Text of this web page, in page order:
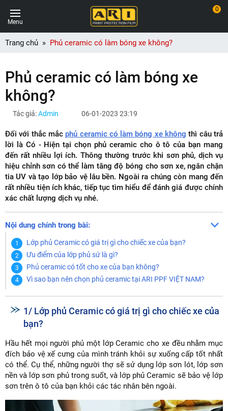
Menu
0
Trang chủ Phủ ceramic có làm bóng xe không?
Phủ ceramic có làm bóng xe
không?
Tác giả:Admin 06-01-2023 23:19
Đối với thắc mắc phủ ceramic có làm bóng xe không thì câu trả
lời là Có - Hiện tại chọn phủ ceramic cho ô tô của bạn mang
đến rất nhiều lợi ích. Thông thường trước khi sơn phủ, dịch vụ
hiệu chỉnh sơn có thể làm tăng độ bóng cho sơn xe, ngăn chặn
tia UV và tạo lớp bảo vệ lâu bền. Ngoài ra chúng còn mang đến
rất nhiều tiện ích khác, tiếp tục tìm hiểu để đánh giá được chính
xác chất lượng dịch vụ nhé.
Nội dung chính trong bài:
Lớp phủ Ceramic có giá trị gì cho chiếc xe của bạn?
Ưu điểm của lớp phủ sứ là gì?
Phủ ceramic có tốt cho xe của bạn không?
Vì sao bạn nên chọn phủ ceramic tại ARI PPF VIỆT NAM?
1/ Lớp phủ Ceramic có giá trị gì cho chiếc xe của
bạn?
Hầu hết mọi người phủ một lớp Ceramic cho xe đều nhằm mục
đích bảo vệ xế cưng của mình tránh khỏi sự xuống cấp tốt nhất
có thể. Cụ thể, những người thợ sẽ sử dụng lớp sơn lót, lớp sơn
nền và lớp sơn phủ trong suốt, và lớp phủ Ceramic sẽ bảo vệ lớp
sơn trên ô tô của bạn khỏi các tác nhân bên ngoài.